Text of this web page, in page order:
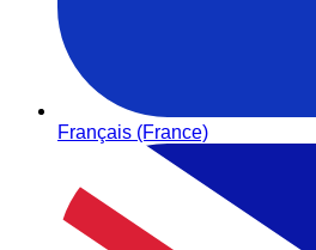
Français (France)